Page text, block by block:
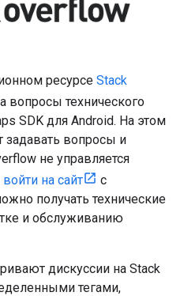
ресурсе Stack
вопросы технического
SDK для Android. На этом
задавать вопросы и
не управляется
войти на сайт
с
получать технические
и обслуживанию
дискуссии на Stack
тегами,